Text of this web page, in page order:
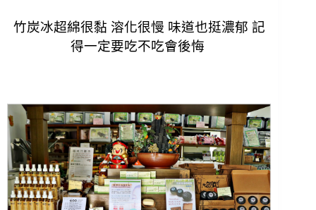
竹炭冰超綿很黏 溶化很慢 味道也挺濃郁 記
得一定要吃不吃會後悔